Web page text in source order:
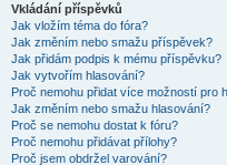
Vkládání příspěvků
Jak vložím téma do fóra?
Jak změním nebo smažu příspěvek?
Jak přidám podpis k mému příspěvku?
Jak vytvořím hlasování?
Proč nemohu přidat více možností pro
Jak změním nebo smažu hlasování?
Proč se nemohu dostat k fóru?
Proč nemohu přidávat přílohy?
Proč jsem obdržel varování?